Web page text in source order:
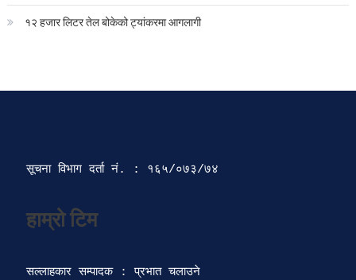
१२ हजार लिटर तेल बोकेको ट्यांकरमा आगलागी
सूचना विभाग दर्ता‍ नं. : १६५/०७३/७४
हाम्रो टिम
सल्लाहकार सम्पादक : प्रभात चलाउने